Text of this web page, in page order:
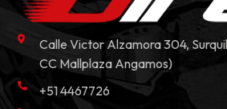
Calle Victor Alzamora 304,
CC Mallplaza Angamos)
+51 4467726